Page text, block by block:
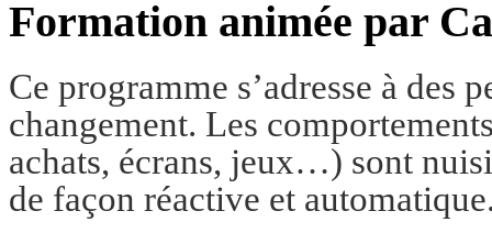
Formation animée par
Ce programme s’adresse à des
changement. Les
achats, écrans, jeux…) sont
de façon réactive et